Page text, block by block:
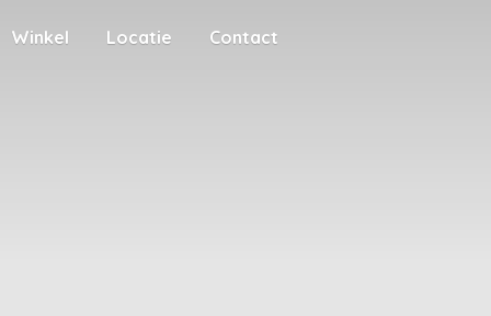
Winkel Locatie Contact